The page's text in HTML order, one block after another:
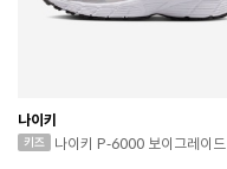
나이키
나이키 P-6000 보이그레이드